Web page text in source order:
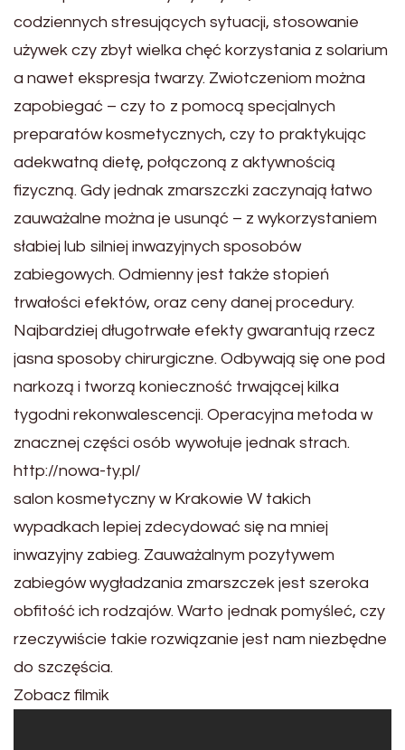
codziennych stresujących sytuacji, stosowanie
używek czy zbyt wielka chęć korzystania z solarium
a nawet ekspresja twarzy. Zwiotczeniom można
zapobiegać – czy to z pomocą specjalnych
preparatów kosmetycznych, czy to praktykując
adekwatną dietę, połączoną z aktywnością
fizyczną. Gdy jednak zmarszczki zaczynają łatwo
zauważalne można je usunąć – z wykorzystaniem
słabiej lub silniej inwazyjnych sposobów
zabiegowych. Odmienny jest także stopień
trwałości efektów, oraz ceny danej procedury.
Najbardziej długotrwałe efekty gwarantują rzecz
jasna sposoby chirurgiczne. Odbywają się one pod
narkozą i tworzą konieczność trwającej kilka
tygodni rekonwalescencji. Operacyjna metoda w
znacznej części osób wywołuje jednak strach.
http://nowa-ty.pl/
salon kosmetyczny w Krakowie W takich
wypadkach lepiej zdecydować się na mniej
inwazyjny zabieg. Zauważalnym pozytywem
zabiegów wygładzania zmarszczek jest szeroka
obfitość ich rodzajów. Warto jednak pomyśleć, czy
rzeczywiście takie rozwiązanie jest nam niezbędne
do szczęścia.
Zobacz filmik